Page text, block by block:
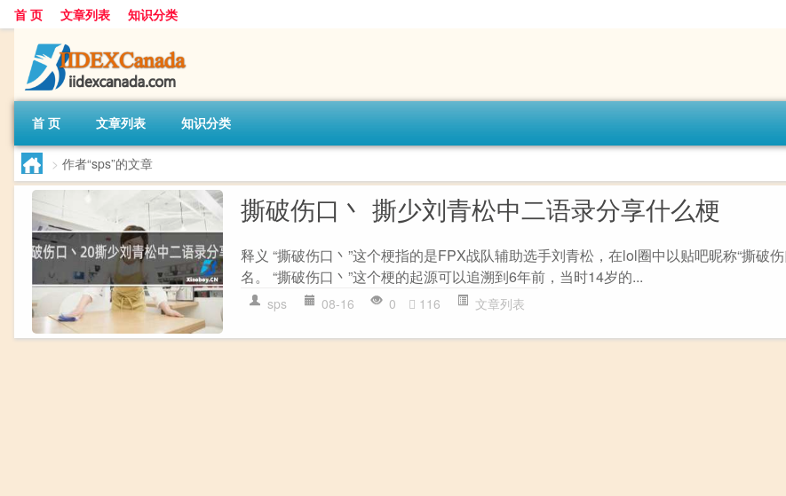
首 页 文章列表 知识分类
首 页 文章列表 知识分类
> 作者“sps”的文章
撕破伤口丶 撕少刘青松中二语录分享什么梗
释义 “撕破伤口丶”这个梗指的是FPX战队辅助选手刘青松，在lol圈中以贴吧昵称“撕破
名。 “撕破伤口丶”这个梗的起源可以追溯到6年前，当时14岁的...
sps 08-16 0 116 文章列表